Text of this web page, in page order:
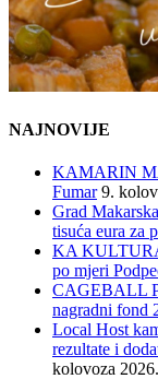
NAJNOVIJE
KAMARIN
Fumar 9.
Grad
tisuća eura za
KA
po mjeri
CAGEBALL
nagradni fond
Local Host
rezultate i
kolovoza 2026.